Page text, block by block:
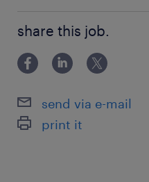
szerszámcsere
műanyag fröccsöntés
share this job.
send via e-mail
print it